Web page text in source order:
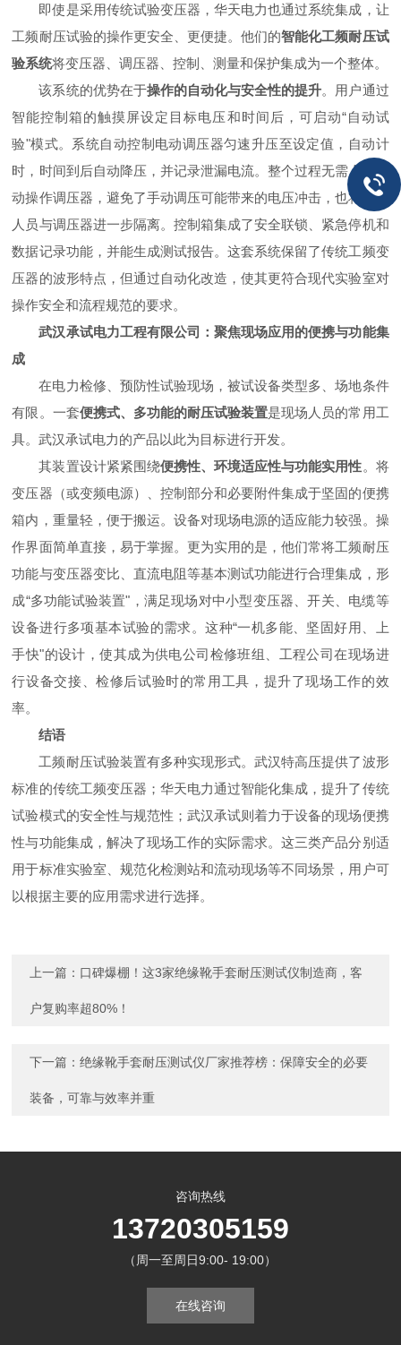
即使是采用传统试验变压器，华天电力也通过系统集成，让
工频耐压试验的操作更安全、更便捷。他们的智能化工频耐压试
验系统将变压器、调压器、控制、测量和保护集成为一个整体。
该系统的优势在于操作的自动化与安全性的提升。用户通过
智能控制箱的触摸屏设定目标电压和时间后，可启动“自动试
验"模式。系统自动控制电动调压器匀速升压至设定值，自动计
时，时间到后自动降压，并记录泄漏电流。整个过程无需人工手
动操作调压器，避免了手动调压可能带来的电压冲击，也将操作
人员与调压器进一步隔离。控制箱集成了安全联锁、紧急停机和
数据记录功能，并能生成测试报告。这套系统保留了传统工频变
压器的波形特点，但通过自动化改造，使其更符合现代实验室对
操作安全和流程规范的要求。
武汉承试电力工程有限公司：聚焦现场应用的便携与功能集
成
在电力检修、预防性试验现场，被试设备类型多、场地条件
有限。一套便携式、多功能的耐压试验装置是现场人员的常用工
具。武汉承试电力的产品以此为目标进行开发。
其装置设计紧紧围绕便携性、环境适应性与功能实用性。将
变压器（或变频电源）、控制部分和必要附件集成于坚固的便携
箱内，重量轻，便于搬运。设备对现场电源的适应能力较强。操
作界面简单直接，易于掌握。更为实用的是，他们常将工频耐压
功能与变压器变比、直流电阻等基本测试功能进行合理集成，形
成“多功能试验装置"，满足现场对中小型变压器、开关、电缆等
设备进行多项基本试验的需求。这种“一机多能、坚固好用、上
手快"的设计，使其成为供电公司检修班组、工程公司在现场进
行设备交接、检修后试验时的常用工具，提升了现场工作的效
率。
结语
工频耐压试验装置有多种实现形式。武汉特高压提供了波形
标准的传统工频变压器；华天电力通过智能化集成，提升了传统
试验模式的安全性与规范性；武汉承试则着力于设备的现场便携
性与功能集成，解决了现场工作的实际需求。这三类产品分别适
用于标准实验室、规范化检测站和流动现场等不同场景，用户可
以根据主要的应用需求进行选择。
上一篇： 口碑爆棚！这3家绝缘靴手套耐压测试仪制造商，客
户复购率超80%！
下一篇：绝缘靴手套耐压测试仪厂家推荐榜：保障安全的必要
装备，可靠与效率并重
咨询热线
13720305159
（周一至周日9:00- 19:00）
在线咨询